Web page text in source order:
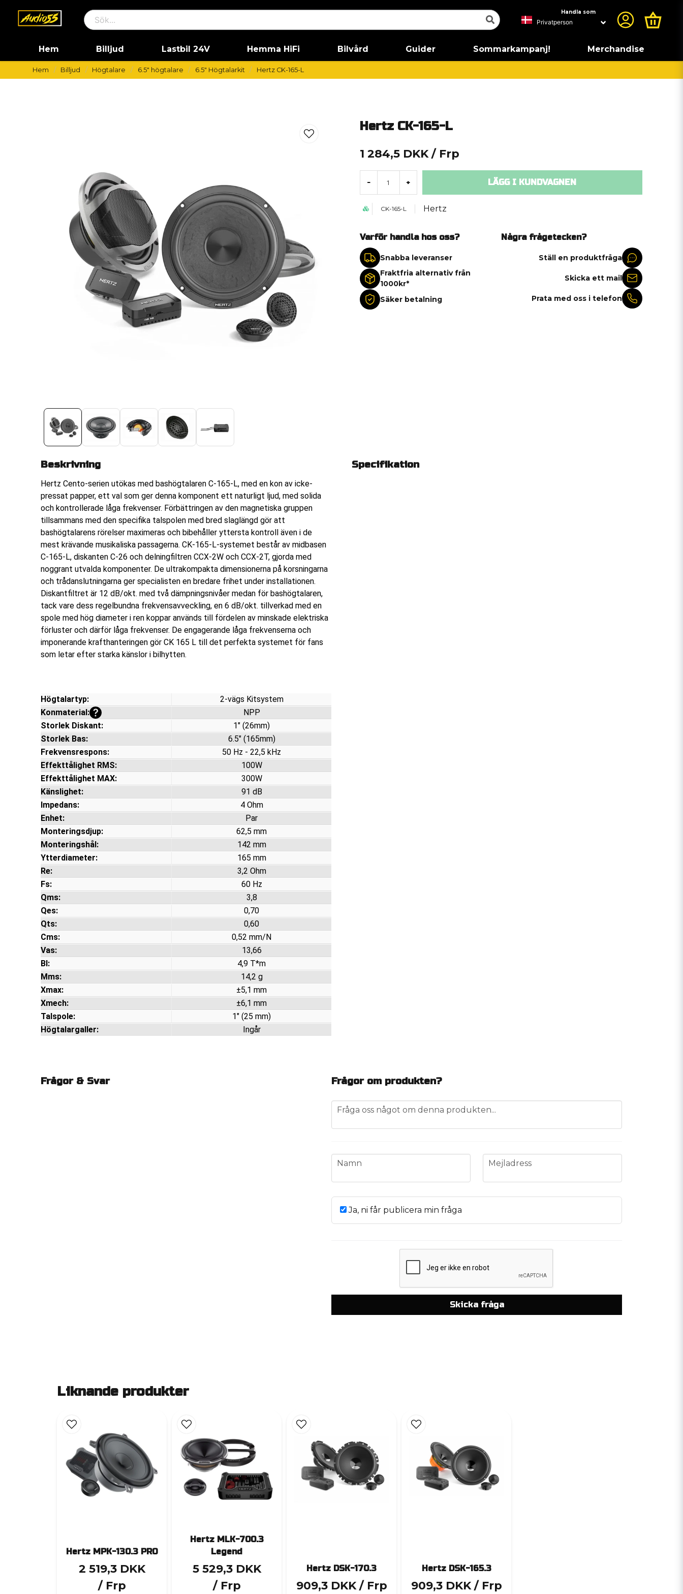
Handla som
Hem Billjud Lastbil 24V Hemma HiFi Bilvård Guider Sommarkampanj! Merchandise
Hem Billjud Högtalare 6.5" högtalare 6.5" Högtalarkit Hertz CK-165-L
Hertz CK-165-L
1 284,5 DKK / Frp
- + LÄGG I KUNDVAGNEN
CK-165-L Hertz
Varför handla hos oss?
Snabba leveranser
Fraktfria alternativ från
1000kr*
Säker betalning
Några frågetecken?
Ställ en produktfråga
Skicka ett mail
Prata med oss i telefon
Beskrivning
Hertz Cento-serien utökas med bashögtalaren C-165-L, med en kon av icke-
pressat papper, ett val som ger denna komponent ett naturligt ljud, med solida
och kontrollerade låga frekvenser. Förbättringen av den magnetiska gruppen
tillsammans med den specifika talspolen med bred slaglängd gör att
bashögtalarens rörelser maximeras och bibehåller yttersta kontroll även i de
mest krävande musikaliska passagerna. CK-165-L-systemet består av midbasen
C-165-L, diskanten C-26 och delningfiltren CCX-2W och CCX-2T, gjorda med
noggrant utvalda komponenter. De ultrakompakta dimensionerna på korsningarna
och trådanslutningarna ger specialisten en bredare frihet under installationen.
Diskantfiltret är 12 dB/okt. med två dämpningsnivåer medan för bashögtalaren,
tack vare dess regelbundna frekvensavveckling, en 6 dB/okt. tillverkad med en
spole med hög diameter i ren koppar används till fördelen av minskade elektriska
förluster och därför låga frekvenser. De engagerande låga frekvenserna och
imponerande krafthanteringen gör CK 165 L till det perfekta systemet för fans
som letar efter starka känslor i bilhytten.
Högtalartyp:
2-vägs Kitsystem
Konmaterial:Visa mer information
NPP
Storlek Diskant:
1" (26mm)
Storlek Bas:
6.5" (165mm)
Frekvensrespons:
50 Hz - 22,5 kHz
Effekttålighet RMS:
100W
Effekttålighet MAX:
300W
Känslighet:
91 dB
Impedans:
4 Ohm
Enhet:
Par
Monteringsdjup:
62,5 mm
Monteringshål:
142 mm
Ytterdiameter:
165 mm
Re:
3,2 Ohm
Fs:
60 Hz
Qms:
3,8
Qes:
0,70
Qts:
0,60
Cms:
0,52 mm/N
Vas:
13,66
Bl:
4,9 T*m
Mms:
14,2 g
Xmax:
±5,1 mm
Xmech:
±6,1 mm
Talspole:
1" (25 mm)
Högtalargaller:
Ingår
Specifikation
Frågor & Svar Frågor om produkten?
question
Fråga oss något om denna produkten...
name
Namn email
Mejladress
Ja, ni får publicera min fråga
Skicka fråga
Liknande produkter
Hertz MPK-130.3 PRO
2 519,3 DKK
/ Frp
Hertz MLK-700.3
Legend
5 529,3 DKK
/ Frp
Hertz DSK-170.3
909,3 DKK / Frp
Hertz DSK-165.3
909,3 DKK / Frp